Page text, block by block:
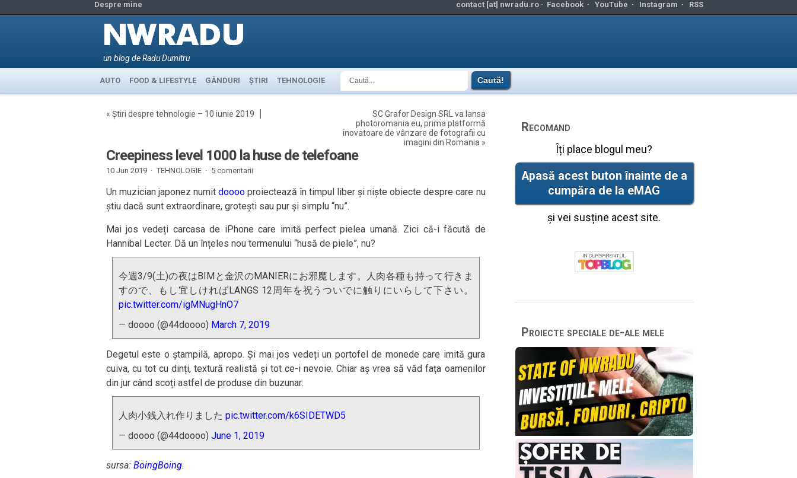
Despre mine contact [at] nwradu.ro · Facebook· YouTube · Instagram · RSS
un blog de Radu Dumitru
AUTO FOOD & LIFESTYLE GÂNDURI ȘTIRI TEHNOLOGIE
« Știri despre tehnologie – 10 iunie 2019
SC Grafor Design SRL va lansa
photoromania.eu, prima platformă
inovatoare de vânzare de fotografii cu
imagini din Romania »
Creepiness level 1000 la huse de telefoane
10 Jun 2019 · TEHNOLOGIE· 5 comentarii
Un muzician japonez numit dooooproiectează în timpul liber și niște obiecte despre care nu
știu dacă sunt extraordinare, grotești sau pur și simplu “nu”.
Mai jos vedeți carcasa de iPhone care imită perfect pielea umană. Zici că-i făcută de
Hannibal Lecter. Dă un înțeles nou termenului “husă de piele”, nu?
今週3/9(土)の夜はBIMと金沢のMANIERにお邪魔します。人肉各種も持って行きま
すので、もし宜しければLANGS 12周年を祝うついでに触りにいらして下さい。
pic.twitter.com/igMNugHnO7
— doooo (@44doooo) March 7, 2019
Degetul este o ștampilă, apropo. Și mai jos vedeți un portofel de monede care imită gura
cuiva, cu tot cu dinți, textură realistă și tot ce-i nevoie. Chiar aș vrea să văd fața oamenilor
din jur când scoți astfel de produse din buzunar:
人肉小銭入れ作りました pic.twitter.com/k6SIDETWD5
— doooo (@44doooo) June 1, 2019
sursa: BoingBoing.
Recomand
Îți place blogul meu?
Apasă acest buton înainte de a
cumpăra de la eMAG
și vei susține acest site.
Proiecte speciale de-ale mele